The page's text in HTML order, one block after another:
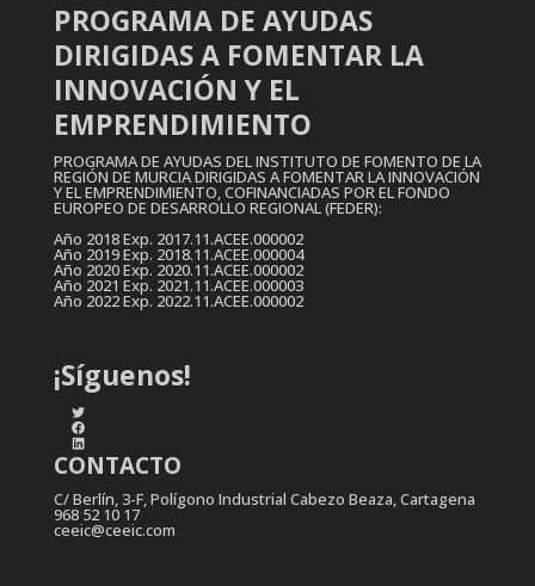
PROGRAMA DE AYUDAS
DIRIGIDAS A FOMENTAR LA
INNOVACIÓN Y EL
EMPRENDIMIENTO
PROGRAMA DE AYUDAS DEL INSTITUTO DE FOMENTO DE LA
REGIÓN DE MURCIA DIRIGIDAS A FOMENTAR LA INNOVACIÓN
Y EL EMPRENDIMIENTO, COFINANCIADAS POR EL FONDO
EUROPEO DE DESARROLLO REGIONAL (FEDER):
Año 2018 Exp. 2017.11.ACEE.000002
Año 2019 Exp. 2018.11.ACEE.000004
Año 2020 Exp. 2020.11.ACEE.000002
Año 2021 Exp. 2021.11.ACEE.000003
Año 2022 Exp. 2022.11.ACEE.000002
¡Síguenos!
Twitter
Facebook
LinkedIn
CONTACTO
C/ Berlín, 3-F, Polígono Industrial Cabezo Beaza, Cartagena
968 52 10 17
ceeic@ceeic.com